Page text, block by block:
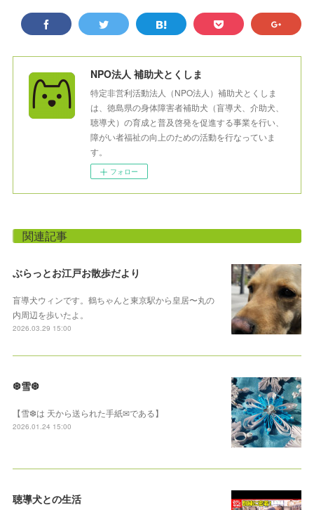
NPO法人 補助犬とくしま
特定非営利活動法人（NPO法人）補助犬とくしま
は、徳島県の身体障害者補助犬（盲導犬、介助犬、
聴導犬）の育成と普及啓発を促進する事業を行い、
障がい者福祉の向上のための活動を行なっていま
す。
フォロー
関連記事
ぶらっとお江戸お散歩だより
盲導犬ウィンです。鶴ちゃんと東京駅から皇居〜丸の
内周辺を歩いたよ。
2026.03.29 15:00
❆雪❆
【雪❆は 天から送られた手紙✉である】
2026.01.24 15:00
聴導犬との生活